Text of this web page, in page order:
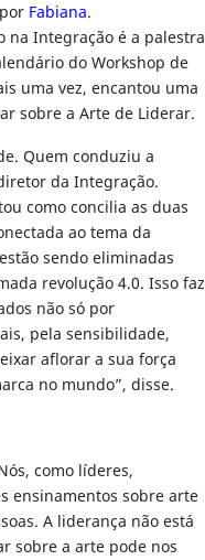
por Fabiana.
na Integração é a palestra
do Workshop de
uma vez, encantou uma
sobre a Arte de Liderar.
Quem conduziu a
da Integração.
como concilia as duas
ao tema da
sendo eliminadas
revolução 4.0. Isso faz
não só por
pela sensibilidade,
aflorar a sua força
no mundo”, disse.
como líderes,
ensinamentos sobre arte
A liderança não está
sobre a arte pode nos